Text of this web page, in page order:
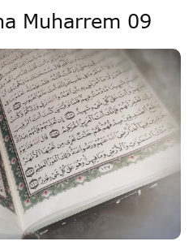
Muharrem 09